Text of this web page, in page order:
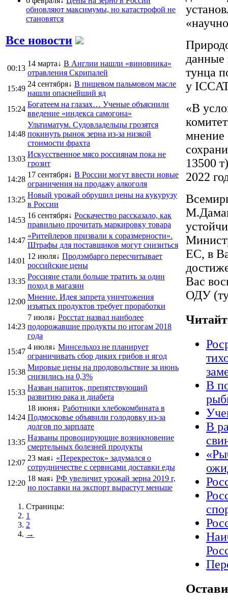
обновляют максимумы, но катастрофой не
становятся
Все новости
00:13
14 марта↓ В Англии нашли «виновника»
отравления Скрипалей
15:49
24 сентября↓ В пищевом пальмовом масле
нашли опаснейший яд
15:24
Богатеем на глазах… Ученые объяснили
введение «индекса самогона»
14:48
Ультиматум. Судовладельцы грозятся
покинуть рынок зерна из-за низкой
стоимости фрахта
13:03
Искусственное мясо россиянам пока не
грозит
14:28
17 сентября↓ В России могут ввести новые
ограничения на продажу алкоголя
13:25
Новый урожай обрушил цены на кукурузу
в России
14:53
16 сентября↓ Роскачество рассказало, как
правильно прочитать маркировку товара
14:47
«Ритейлеров призвали к соразмерности».
Штрафы для поставщиков могут снизиться
14:01
12 июля↓ Продэмбарго пересчитывает
российские цены
13:35
Россияне стали больше тратить за один
поход в магазин
12:00
Мнение. Идея запрета уничтожения
изъятых продуктов требует проработки
14:23
7 июля↓ Росстат назвал наиболее
подорожавшие продукты по итогам 2018
года
15:47
4 июля↓ Минсельхоз не планирует
ограничивать сбор диких грибов и ягод
15:38
Мировые цены на продовольствие за июнь
снизились на 0,3%
15:33
Назван напиток, препятствующий
развитию рака и диабета
14:24
18 июня↓ Работники хлебокомбината в
Подмосковье объявили голодовку из-за
долгов по зарплате
13:35
Названы провоцирующие возникновение
смертельных болезней продукты
12:07
23 мая↓ «Перекресток» задумался о
сотрудничестве с сервисами доставки еды
12:20
18 мая↓ РФ увеличит урожай зерна 2019 г,
но поставки на экспорт вырастут меньше
Страницы:
1
2
→
данные
тунца
у
«В
мнение
13500
2022
ЕС, в
Вас
ОДУ
В
В